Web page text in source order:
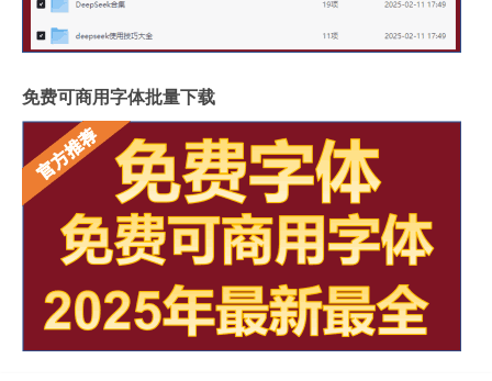
免费可商用字体批量下载